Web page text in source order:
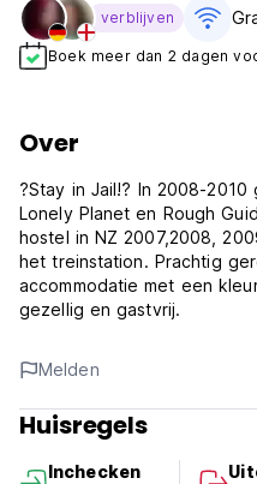
verblijven
Boek meer dan 2 dagen
Over
?Stay in Jail!? In 2008-
Lonely Planet en Rough
hostel in NZ 2007,2008,
het treinstation. Prachtig
accommodatie met een
gezellig en gastvrij.
Melden
Huisregels
Inchecken